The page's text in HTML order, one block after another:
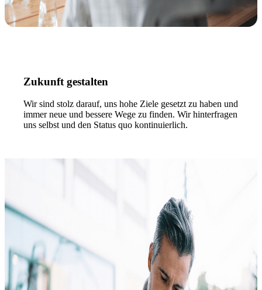
Zukunft gestalten
Wir sind stolz darauf, uns hohe Ziele gesetzt zu haben und
immer neue und bessere Wege zu finden. Wir hinterfragen
uns selbst und den Status quo kontinuierlich.